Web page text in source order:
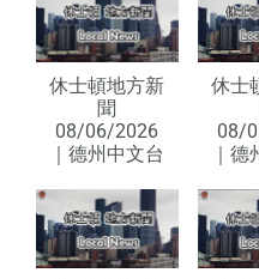
休士頓地方新
聞
08/06/2026
｜德州中文台
休士
08/
｜德